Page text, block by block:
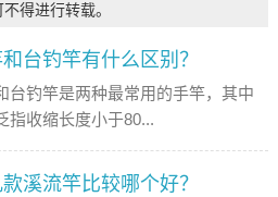
得进行转载。
台钓竿有什么区别？
台钓竿是两种最常用的手竿，其中
指收缩长度小于80...
溪流竿比较哪个好？